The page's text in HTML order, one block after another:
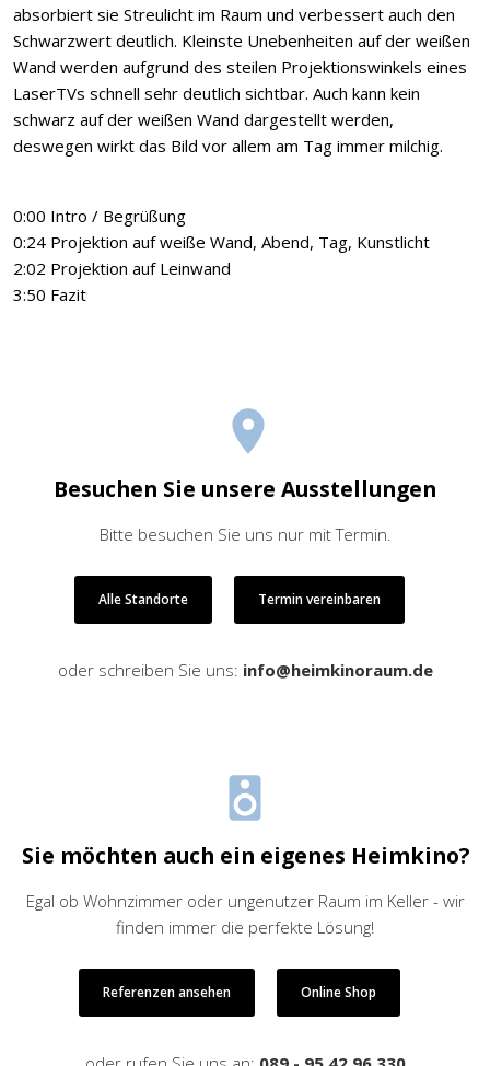
absorbiert sie Streulicht im Raum und verbessert auch den
Schwarzwert deutlich. Kleinste Unebenheiten auf der weißen
Wand werden aufgrund des steilen Projektionswinkels eines
LaserTVs schnell sehr deutlich sichtbar. Auch kann kein
schwarz auf der weißen Wand dargestellt werden,
deswegen wirkt das Bild vor allem am Tag immer milchig.
0:00 Intro / Begrüßung
0:24 Projektion auf weiße Wand, Abend, Tag, Kunstlicht
2:02 Projektion auf Leinwand
3:50 Fazit
Besuchen Sie unsere Ausstellungen
Bitte besuchen Sie uns nur mit Termin.
Alle Standorte Termin vereinbaren
oder schreiben Sie uns: info@heimkinoraum.de
Sie möchten auch ein eigenes Heimkino?
Egal ob Wohnzimmer oder ungenutzer Raum im Keller - wir
finden immer die perfekte Lösung!
Referenzen ansehen Online Shop